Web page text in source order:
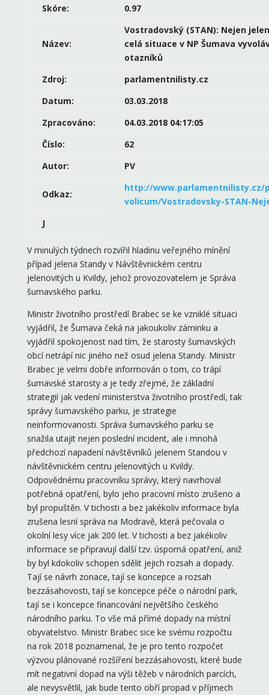
Skóre: 0.97
Název:
Vostradovský (STAN): Nejen
celá situace v NP Šumava
otazníků
Zdroj:
parlamentnilisty.cz
Datum:
03.03.2018
Zpracováno:
04.03.2018 04:17:05
Číslo:
62
Autor:
PV
Odkaz:
http://
volicum/Vostradovsky-STAN-
J
V minulých týdnech rozvířil hladinu veřejného mínění
případ jelena Standy v Návštěvnickém centru
jelenovitých u Kvildy, jehož provozovatelem je Správa
šumavského parku.
Ministr životního prostředí Brabec se ke vzniklé situaci
vyjádřil, že Šumava čeká na jakoukoliv záminku a
vyjádřil spokojenost nad tím, že starosty šumavských
obcí netrápí nic jiného než osud jelena Standy. Ministr
Brabec je velmi dobře informován o tom, co trápí
šumavské starosty a je tedy zřejmé, že základní
strategií jak vedení ministerstva životního prostředí, tak
správy šumavského parku, je strategie
neinformovanosti. Správa šumavského parku se
snažila utajit nejen poslední incident, ale i mnohá
předchozí napadení návštěvníků jelenem Standou v
návštěvnickém centru jelenovitých u Kvildy.
Odpovědnému pracovníku správy, který navrhoval
potřebná opatření, bylo jeho pracovní místo zrušeno a
byl propuštěn. V tichosti a bez jakékoliv informace byla
zrušena lesní správa na Modravě, která pečovala o
okolní lesy více jak 200 let. V tichosti a bez jakékoliv
informace se připravují další tzv. úsporná opatření, aniž
by byl kdokoliv schopen sdělit jejich rozsah a dopady.
Tají se návrh zonace, tají se koncepce a rozsah
bezzásahovosti, tají se koncepce péče o národní park,
tají se i koncepce financování největšího českého
národního parku. To vše má přímé dopady na místní
obyvatelstvo. Ministr Brabec sice ke svému rozpočtu
na rok 2018 poznamenal, že je pro tento rozpočet
výzvou plánované rozšíření bezzásahovosti, které bude
mít negativní dopad na výši těžeb v národních parcích,
ale nevysvětlil, jak bude tento obří propad v příjmech